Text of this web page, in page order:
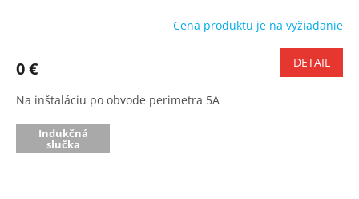
Cena produktu je na vyžiadanie
0 € DETAIL
Na inštaláciu po obvode perimetra 5A
Indukčná
slučka